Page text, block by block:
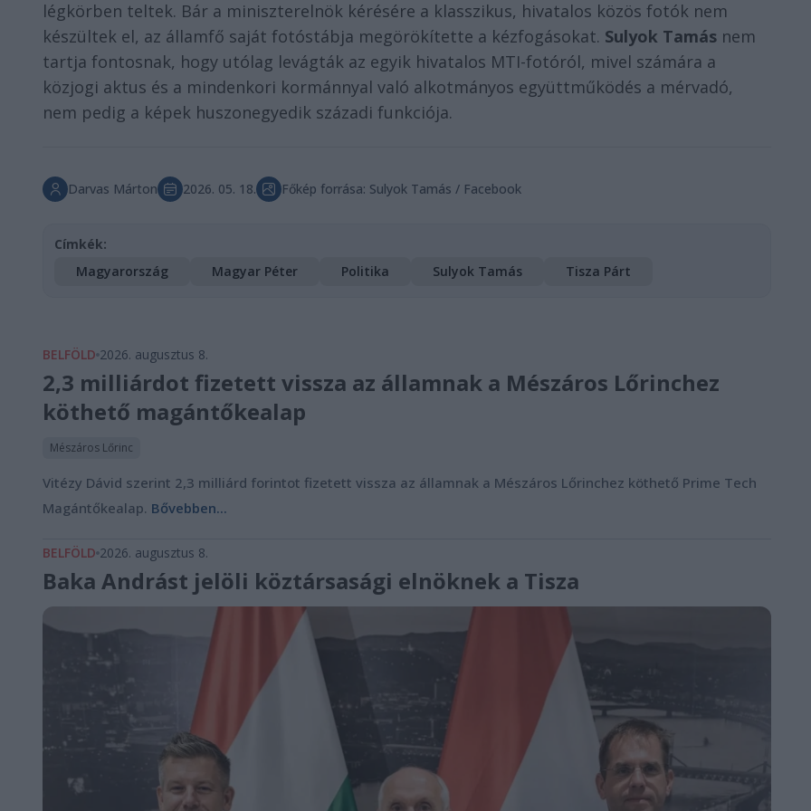
légkörben teltek. Bár a miniszterelnök kérésére a klasszikus, hivatalos közös fotók nem
készültek el, az államfő saját fotóstábja megörökítette a kézfogásokat. Sulyok Tamás nem
tartja fontosnak, hogy utólag levágták az egyik hivatalos MTI-fotóról, mivel számára a
közjogi aktus és a mindenkori kormánnyal való alkotmányos együttműködés a mérvadó,
nem pedig a képek huszonegyedik századi funkciója.
Darvas Márton 2026. 05. 18. Főkép forrása: Sulyok Tamás / Facebook
Címkék:
Magyarország
Magyar Péter Politika Sulyok Tamás Tisza Párt
BELFÖLD 2026. augusztus 8.
2,3 milliárdot fizetett vissza az államnak a Mészáros Lőrinchez
köthető magántőkealap
Mészáros Lőrinc
Vitézy Dávid szerint 2,3 milliárd forintot fizetett vissza az államnak a Mészáros Lőrinchez köthető Prime Tech
Magántőkealap. Bővebben...
BELFÖLD 2026. augusztus 8.
Baka Andrást jelöli köztársasági elnöknek a Tisza